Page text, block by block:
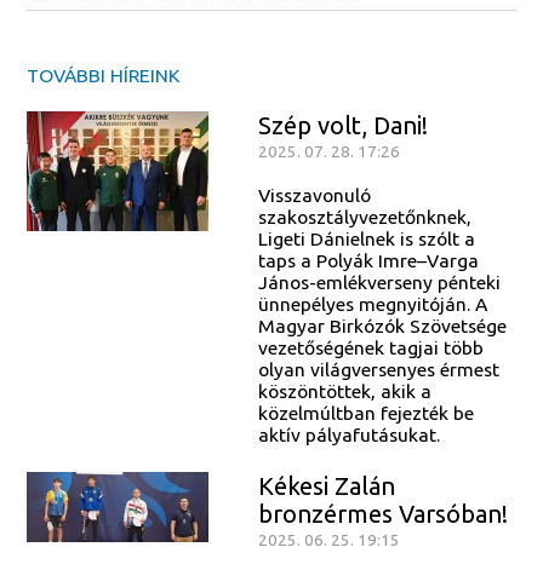
TOVÁBBI HÍREINK
Szép volt, Dani!
2025. 07. 28. 17:26
Visszavonuló
szakosztályvezetőnknek,
Ligeti Dánielnek is szólt a
taps a Polyák Imre–Varga
János-emlékverseny pénteki
ünnepélyes megnyitóján. A
Magyar Birkózók Szövetsége
vezetőségének tagjai több
olyan világversenyes érmest
köszöntöttek, akik a
közelmúltban fejezték be
aktív pályafutásukat.
Kékesi Zalán
bronzérmes Varsóban!
2025. 06. 25. 19:15